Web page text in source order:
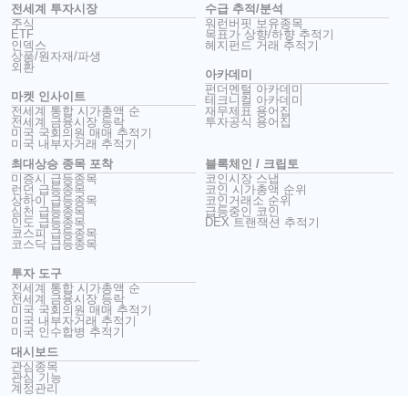
전세계 투자시장
주식
ETF
인덱스
상품/원자재/파생
외환
마켓 인사이트
전세계 통합 시가총액 순
전세계 금융시장 등락
미국 국회의원 매매 추적기
미국 내부자거래 추적기
수급 추적/분석
워런버핏 보유종목
목표가 상향/하향 추적기
헤지펀드 거래 추적기
아카데미
펀더멘털 아카데미
테크니컬 아카데미
재무제표 용어집
투자공식 용어집
최대상승 종목 포착
미증시 급등종목
런던 급등종목
상하이 급등종목
심천 급등종목
인도 급등종목
코스피 급등종목
코스닥 급등종목
투자 도구
전세계 통합 시가총액 순
전세계 금융시장 등락
미국 국회의원 매매 추적기
미국 내부자거래 추적기
미국 인수합병 추적기
블록체인 / 크립토
코인시장 스냅
코인 시가총액 순위
코인거래소 순위
급등중인 코인
DEX 트랜잭션 추적기
대시보드
관심종목
관심 기능
계정관리